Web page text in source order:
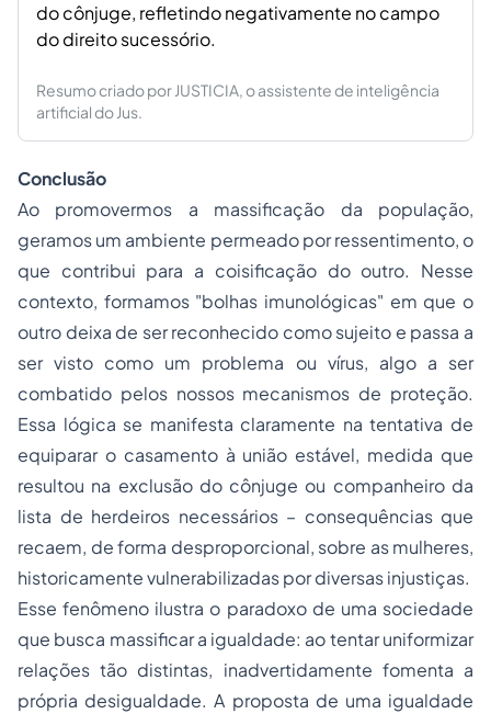
do cônjuge, refletindo negativamente no campo
do direito sucessório.
Resumo criado por JUSTICIA, o assistente de inteligência
artificial do Jus.
Conclusão
Ao promovermos a massificação da população,
geramos um ambiente permeado por ressentimento, o
que contribui para a coisificação do outro. Nesse
contexto, formamos "bolhas imunológicas" em que o
outro deixa de ser reconhecido como sujeito e passa a
ser visto como um problema ou vírus, algo a ser
combatido pelos nossos mecanismos de proteção.
Essa lógica se manifesta claramente na tentativa de
equiparar o casamento à união estável, medida que
resultou na exclusão do cônjuge ou companheiro da
lista de herdeiros necessários – consequências que
recaem, de forma desproporcional, sobre as mulheres,
historicamente vulnerabilizadas por diversas injustiças.
Esse fenômeno ilustra o paradoxo de uma sociedade
que busca massificar a igualdade: ao tentar uniformizar
relações tão distintas, inadvertidamente fomenta a
própria desigualdade. A proposta de uma igualdade